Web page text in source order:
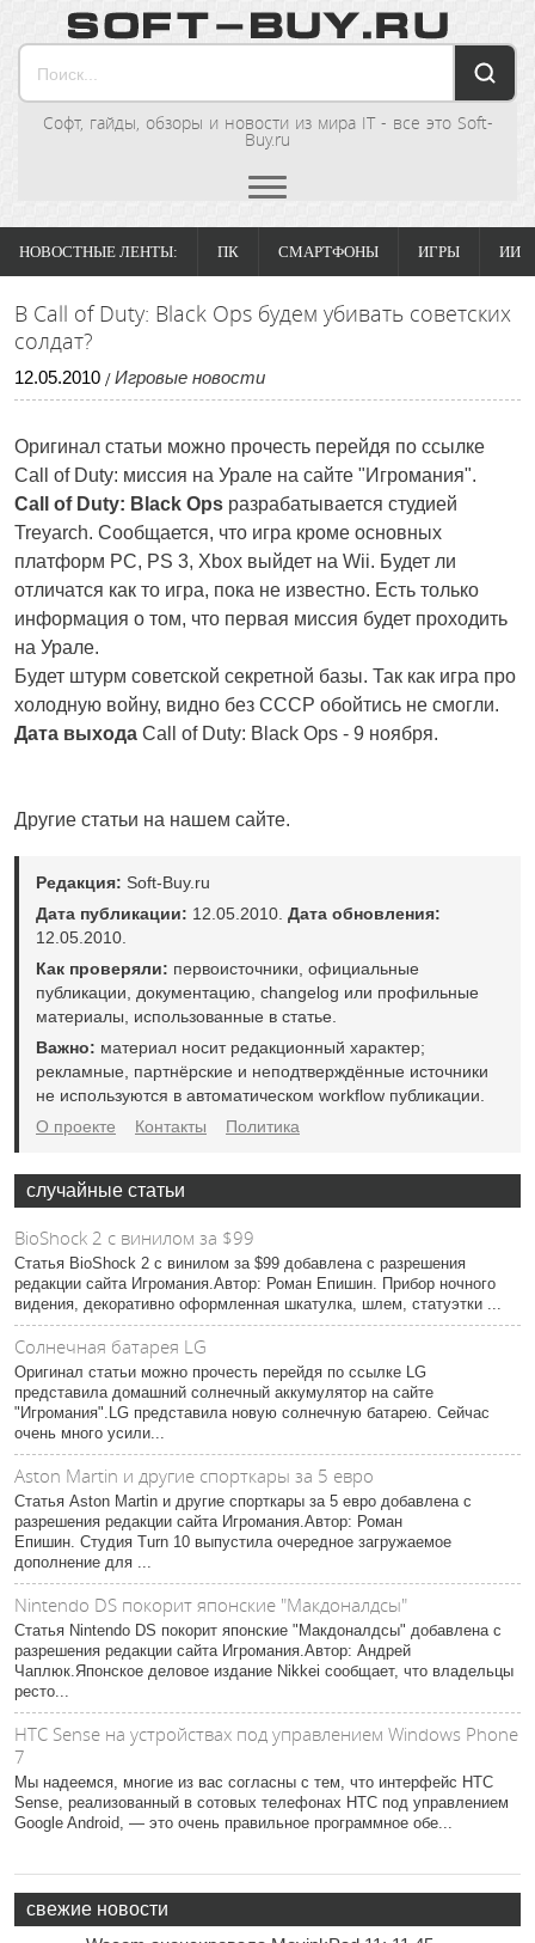
Софт, гайды, обзоры и новости из мира IT - все это Soft-
Buy.ru
НОВОСТНЫЕ ЛЕНТЫ: ПК СМАРТФОНЫ ИГРЫ ИИ
В Call of Duty: Black Ops будем убивать советских
солдат?
12.05.2010 / Игровые новости
Оригинал статьи можно прочесть перейдя по ссылке
Call of Duty: миссия на Урале на сайте "Игромания".
Call of Duty: Black Ops разрабатывается студией
Treyarch. Сообщается, что игра кроме основных
платформ PC, PS 3, Xbox выйдет на Wii. Будет ли
отличатся как то игра, пока не известно. Есть только
информация о том, что первая миссия будет проходить
на Урале.
Будет штурм советской секретной базы. Так как игра про
холодную войну, видно без СССР обойтись не смогли.
Дата выхода Call of Duty: Black Ops - 9 ноября.
Другие статьи на нашем сайте.
Редакция: Soft-Buy.ru
Дата публикации: 12.05.2010. Дата обновления:
12.05.2010.
Как проверяли: первоисточники, официальные
публикации, документацию, changelog или профильные
материалы, использованные в статье.
Важно: материал носит редакционный характер;
рекламные, партнёрские и неподтверждённые источники
не используются в автоматическом workflow публикации.
О проекте
Контакты Политика
случайные статьи
BioShock 2 с винилом за $99
Статья BioShock 2 с винилом за $99 добавлена с разрешения
редакции сайта Игромания.Автор: Роман Епишин. Прибор ночного
видения, декоративно оформленная шкатулка, шлем, статуэтки ...
Солнечная батарея LG
Оригинал статьи можно прочесть перейдя по ссылке LG
представила домашний солнечный аккумулятор на сайте
"Игромания".LG представила новую солнечную батарею. Сейчас
очень много усили...
Aston Martin и другие спорткары за 5 евро
Статья Aston Martin и другие спорткары за 5 евро добавлена с
разрешения редакции сайта Игромания.Автор: Роман
Епишин. Студия Turn 10 выпустила очередное загружаемое
дополнение для ...
Nintendo DS покорит японские "Макдоналдсы"
Статья Nintendo DS покорит японские "Макдоналдсы" добавлена с
разрешения редакции сайта Игромания.Автор: Андрей
Чаплюк.Японское деловое издание Nikkei сообщает, что владельцы
ресто...
HTC Sense на устройствах под управлением Windows Phone
7
Мы надеемся, многие из вас согласны с тем, что интерфейс HTC
Sense, реализованный в сотовых телефонах HTC под управлением
Google Android, ― это очень правильное программное обе...
свежие новости